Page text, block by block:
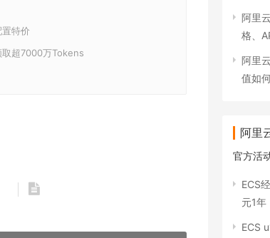
特价
取超7000万Tokens
阿里
格、
阿里
值如
阿里
官方活
ECS
元1年
ECS